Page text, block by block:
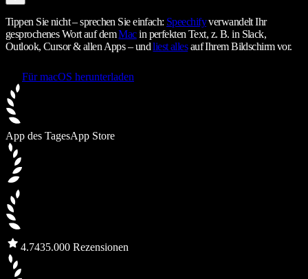
Tippen Sie nicht – sprechen Sie einfach: Speechifyverwandelt Ihr
gesprochenes Wort auf demMacin perfekten Text, z. B. in Slack,
Outlook, Cursor & allen Apps – undliest allesauf Ihrem Bildschirm vor.
Für macOS herunterladen
App des TagesApp Store
4.7435.000 Rezensionen